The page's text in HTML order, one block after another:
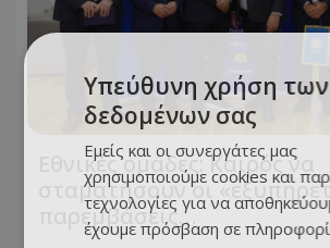
Εθνικές ομάδες: Καιρός να
σταματήσουν οι
παρεμβάσεις…
Υπεύθυνη χρήση των
δεδομένων σας
Εμείς και οι συνεργάτες μας
χρησιμοποιούμε cookies και
τεχνολογίες για να
έχουμε πρόσβαση σε